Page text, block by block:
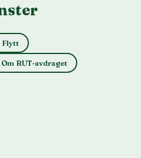
Flytt
Om RUT-avdraget